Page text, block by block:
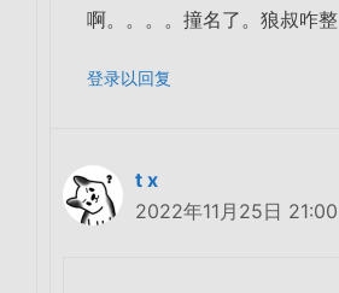
啊。。。。撞名了。狼叔咋整
登录以回复
t x
2022年11月25日 21:00